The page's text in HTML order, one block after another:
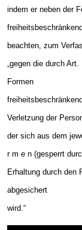
indem er neben der
beachten, zum
„gegen die durch
Formen
Verletzung der
der sich aus dem
r m e n (gesperrt
Erhaltung durch den
abgesichert
wird.“